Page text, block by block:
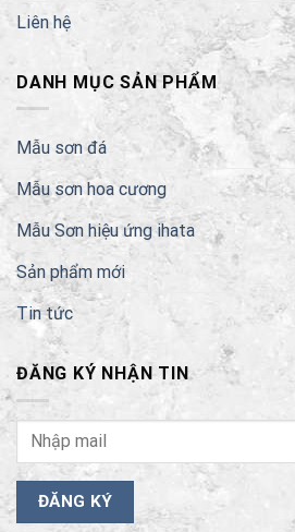
Liên hệ
DANH MỤC SẢN PHẨM
Mẫu sơn đá
Mẫu sơn hoa cương
Mẫu Sơn hiệu ứng ihata
Sản phẩm mới
Tin tức
ĐĂNG KÝ NHẬN TIN